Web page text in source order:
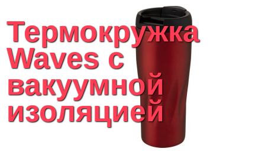
Текстиль для ванной комнаты
Кухонные приспособления
Кухонный текстиль
Ножи разделочные доски
Фоторамки и фотоальбомы
Уход за обувью
Игрушки
Термокружка
Waves с
вакуумной
изоляцией